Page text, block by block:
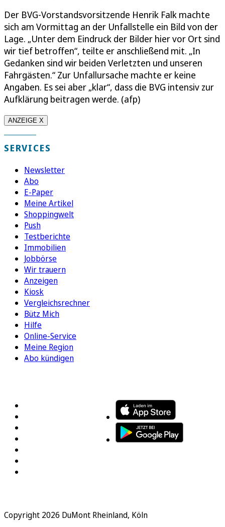
Der BVG-Vorstandsvorsitzende Henrik Falk machte
sich am Vormittag an der Unfallstelle ein Bild von der
Lage. „Unter dem Eindruck der Bilder hier vor Ort sind
wir tief betroffen“, teilte er anschließend mit. „In
Gedanken sind wir beiden Verletzten und unseren
Fahrgästen.“ Zur Unfallursache machte er keine
Angaben. Es sei aber „klar“, dass die BVG intensiv zur
Aufklärung beitragen werde. (afp)
ANZEIGE X
SERVICES
Newsletter
Abo
E-Paper
Meine Artikel
Shoppingwelt
Push
Testberichte
Immobilien
Jobbörse
Wir trauern
Anzeigen
Kiosk
Vergleichsrechner
Bütz Mich
Hilfe
Online-Service
Meine Region
Abo kündigen
Copyright 2026 DuMont Rheinland, Köln